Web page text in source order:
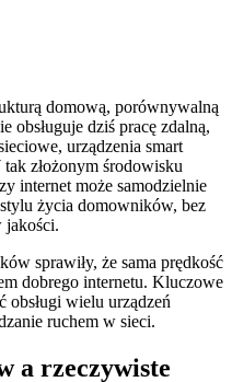
domową, porównywalną
obsługuje dziś pracę zdalną,
urządzenia smart
złożonym środowisku
internet może samodzielnie
życia domowników, bez
jakości.
sprawiły, że sama prędkość
dobrego internetu. Kluczowe
obsługi wielu urządzeń
ruchem w sieci.
a rzeczywiste